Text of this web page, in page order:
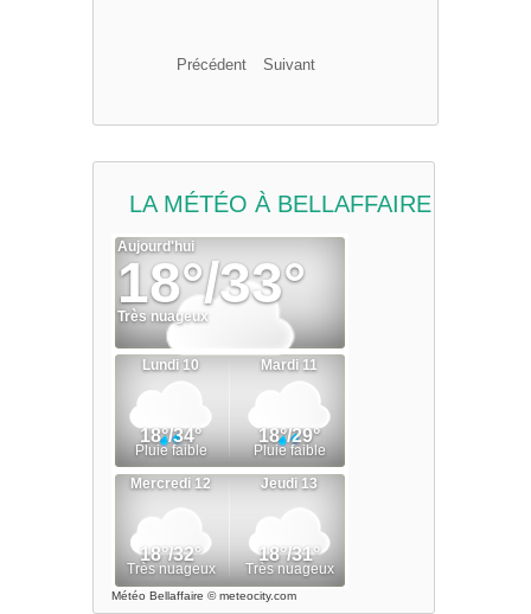
Précédent Suivant
LA MÉTÉO À BELLAFFAIRE
Météo Bellaffaire © meteocity.com